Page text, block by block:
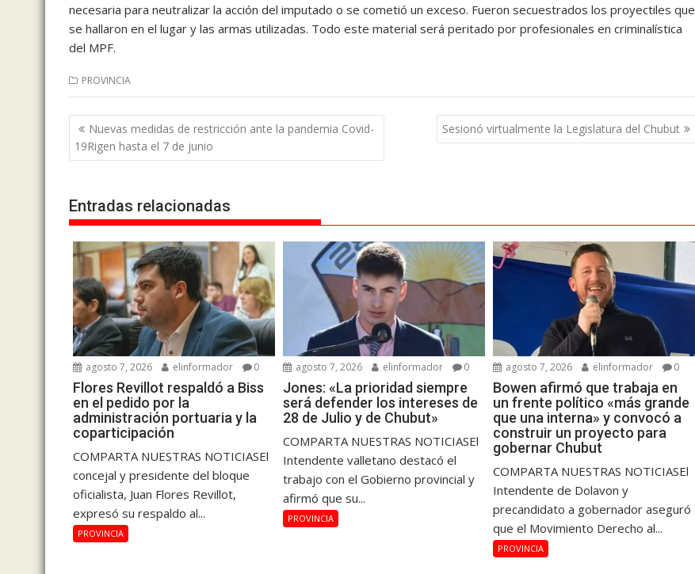
necesaria para neutralizar la acción del imputado o se cometió un exceso. Fueron secuestrados los proyectiles que
se hallaron en el lugar y las armas utilizadas. Todo este material será peritado por profesionales en criminalística
del MPF.
PROVINCIA
Navegación
de
entradas
Nuevas medidas de restricción ante la pandemia Covid-
19Rigen hasta el 7 de junio
Sesionó virtualmente la Legislatura del Chubut
Entradas relacionadas
agosto 7, 2026 elinformador 0
Flores Revillot respaldó a Biss
en el pedido por la
administración portuaria y la
coparticipación
COMPARTA NUESTRAS NOTICIASEl
concejal y presidente del bloque
oficialista, Juan Flores Revillot,
expresó su respaldo al...
PROVINCIA
agosto 7, 2026 elinformador 0
Jones: «La prioridad siempre
será defender los intereses de
28 de Julio y de Chubut»
COMPARTA NUESTRAS NOTICIASEl
Intendente valletano destacó el
trabajo con el Gobierno provincial y
afirmó que su...
PROVINCIA
agosto 7, 2026 elinformador 0
Bowen afirmó que trabaja en
un frente político «más grande
que una interna» y convocó a
construir un proyecto para
gobernar Chubut
COMPARTA NUESTRAS NOTICIASEl
Intendente de Dolavon y
precandidato a gobernador aseguró
que el Movimiento Derecho al...
PROVINCIA